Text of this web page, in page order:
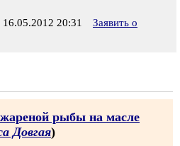
16.05.2012 20:31
Заявить о
рыбы на масле
Довгая)